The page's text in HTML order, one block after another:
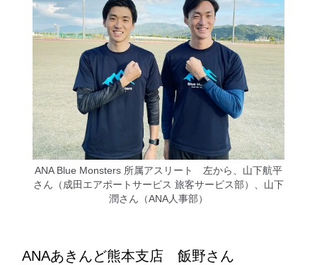
ANA Blue Monsters 所属アスリート 左から、山下航平
さん（成田エアポートサービス 旅客サービス部）、山下
潤さん（ANA人事部）
ANAあきんど熊本支店 飯野さん